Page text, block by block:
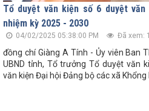
Tổ duyệt văn kiện số 6 duyệt
nhiệm kỳ 2025 - 2030
04/02/2025 05:38:00 PM Đã xem:
đồng chí Giàng A Tính - Ủy viên Ban
UBND tỉnh, Tổ trưởng Tổ duyệt văn
văn kiện Đại hội Đảng bộ các xã Khổng